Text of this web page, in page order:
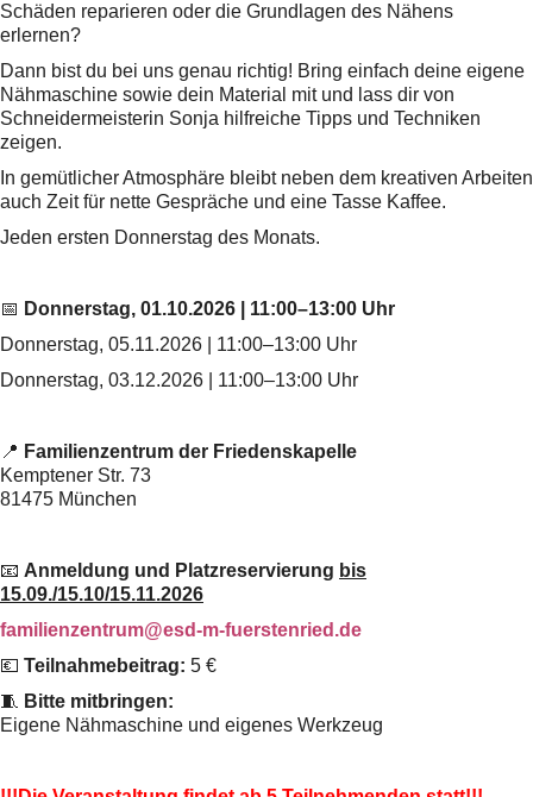
Schäden reparieren oder die Grundlagen des Nähens
erlernen?
Dann bist du bei uns genau richtig! Bring einfach deine eigene
Nähmaschine sowie dein Material mit und lass dir von
Schneidermeisterin Sonja hilfreiche Tipps und Techniken
zeigen.
In gemütlicher Atmosphäre bleibt neben dem kreativen Arbeiten
auch Zeit für nette Gespräche und eine Tasse Kaffee.
Jeden ersten Donnerstag des Monats.
📅 Donnerstag, 01.10.2026 | 11:00–13:00 Uhr
Donnerstag, 05.11.2026 | 11:00–13:00 Uhr
Donnerstag, 03.12.2026 | 11:00–13:00 Uhr
📍 Familienzentrum der Friedenskapelle
Kemptener Str. 73
81475 München
📧 Anmeldung und Platzreservierung bis
15.09./15.10/15.11.2026
familienzentrum@esd-m-fuerstenried.de
💶 Teilnahmebeitrag: 5 €
🧵 Bitte mitbringen:
Eigene Nähmaschine und eigenes Werkzeug